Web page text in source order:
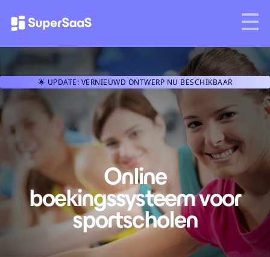
🌟 UPDATE: VERNIEUWD ONTWERP NU BESCHIKBAAR
Online
boekingssysteem voor
sportscholen